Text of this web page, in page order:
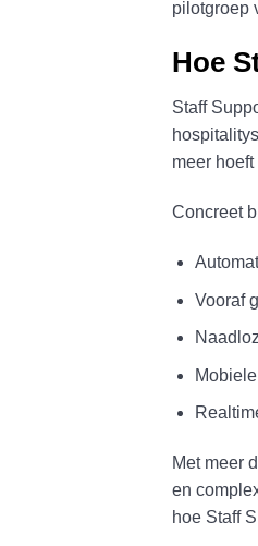
pilotgroep
Hoe
Staff
meer
Concreet
Vooraf
Met meer
en
hoe Staff